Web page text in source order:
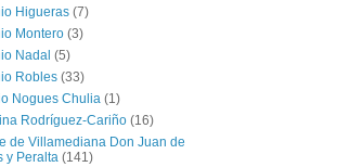
Higueras (7)
Montero (3)
Nadal (5)
Robles (33)
Nogues Chulia (1)
Rodríguez-Cariño (16)
de Villamediana Don Juan de
y Peralta (141)